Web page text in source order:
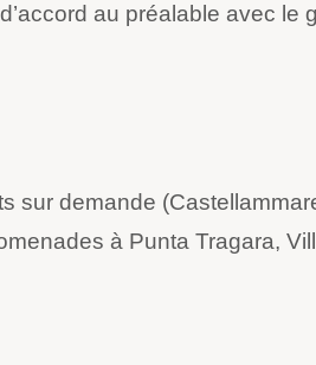
au préalable avec le
sur demande
à Punta Tragara,